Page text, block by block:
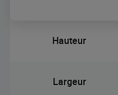
Hauteur
Largeur